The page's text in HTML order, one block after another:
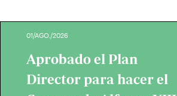
01/AGO./2026
Aprobado el Plan
Director para hacer el